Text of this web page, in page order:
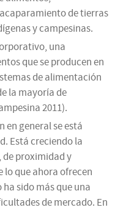
de tierras
y campesinas.
una
que se producen en
de alimentación
la mayoría de
2011).
en general se está
Está creciendo la
de proximidad y
lo que ahora ofrecen
sido más que una
de mercado. En